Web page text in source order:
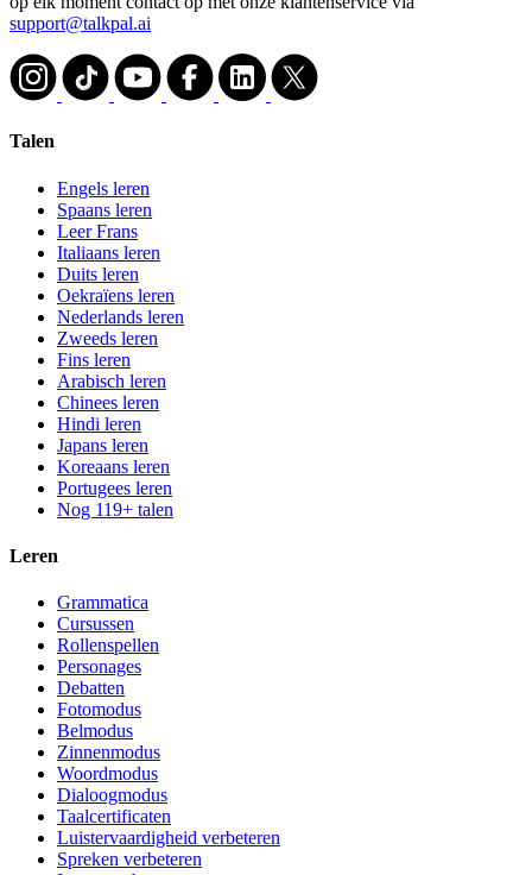
support@talkpal.ai
Talen
Engels leren
Spaans leren
Leer Frans
Italiaans leren
Duits leren
Oekraïens leren
Nederlands leren
Zweeds leren
Fins leren
Arabisch leren
Chinees leren
Hindi leren
Japans leren
Koreaans leren
Portugees leren
Nog 119+ talen
Leren
Grammatica
Cursussen
Rollenspellen
Personages
Debatten
Fotomodus
Belmodus
Zinnenmodus
Woordmodus
Dialoogmodus
Taalcertificaten
Luistervaardigheid verbeteren
Spreken verbeteren